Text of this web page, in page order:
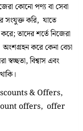
কোনো পণ্য বা সেবা
সংযুক্ত করি, যাতে
তাদের শর্তে নিজেরা
করে কেনা বেচা
স্বচ্ছতা, বিশ্বাস এবং
& Offers,
offers, offer